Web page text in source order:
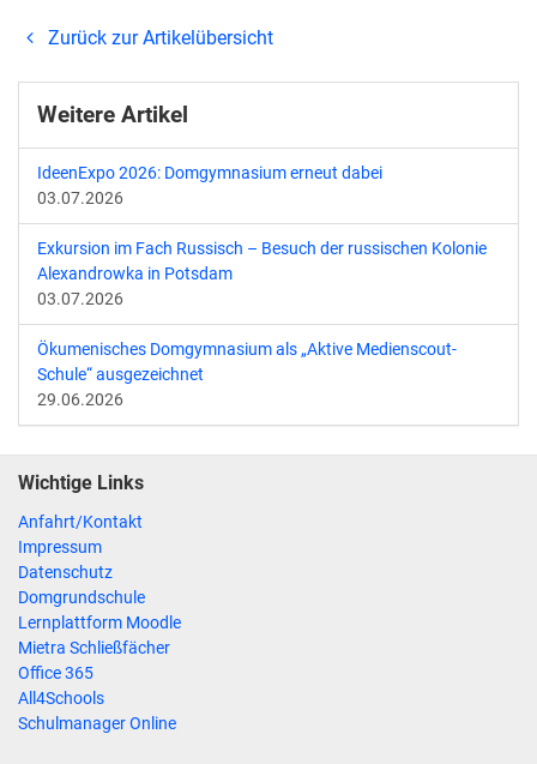
Zurück zur Artikelübersicht
Weitere Artikel
IdeenExpo 2026: Domgymnasium erneut dabei
03.07.2026
Exkursion im Fach Russisch – Besuch der russischen Kolonie
Alexandrowka in Potsdam
03.07.2026
Ökumenisches Domgymnasium als „Aktive Medienscout-
Schule“ ausgezeichnet
29.06.2026
Wichtige Links
Anfahrt/Kontakt
Impressum
Datenschutz
Domgrundschule
Lernplattform Moodle
Mietra Schließfächer
Office 365
All4Schools
Schulmanager Online